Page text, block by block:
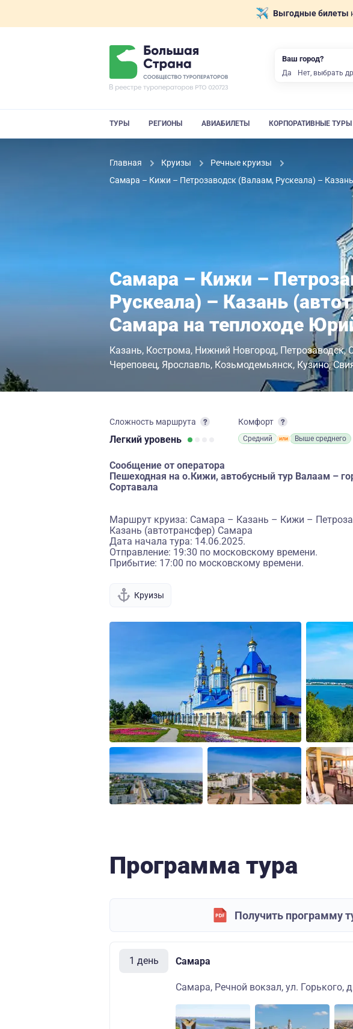
Выгодные билеты
ТУРЫ РЕГИОНЫ АВИАБИЛЕТЫ КОРПОРАТИВНЫЕ ТУРЫ
Главная Круизы
Речные круизы
Самара – Кижи – Петрозаводск (Валаам, Рускеала) –
Самара – Кижи –
Рускеала) – Казань
Самара на теплоходе
Казань Кострома Нижний Новгород Петрозаводск
Череповец Ярославль Козьмодемьянск Кузино
Сложность маршрута
Легкий уровень
Комфорт
Средний Выше среднего
Сообщение от оператора
Пешеходная на о.Кижи, автобусный тур Валаам –
Сортавала
Маршрут круиза: Самара – Казань – Кижи –
Казань (автотрансфер) Самара
Дата начала тура: 14.06.2025.
Отправление: 19:30 по московскому времени.
Прибытие: 17:00 по московскому времени.
Круизы
Программа тура
Получить программу
1 день Самара
Самара, Речной вокзал, ул. Горького,
Ваш город?
Да Нет, выбрать